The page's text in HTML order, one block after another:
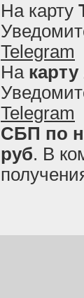
На карту
Telegram
На карту
Telegram
СБП по
руб. В